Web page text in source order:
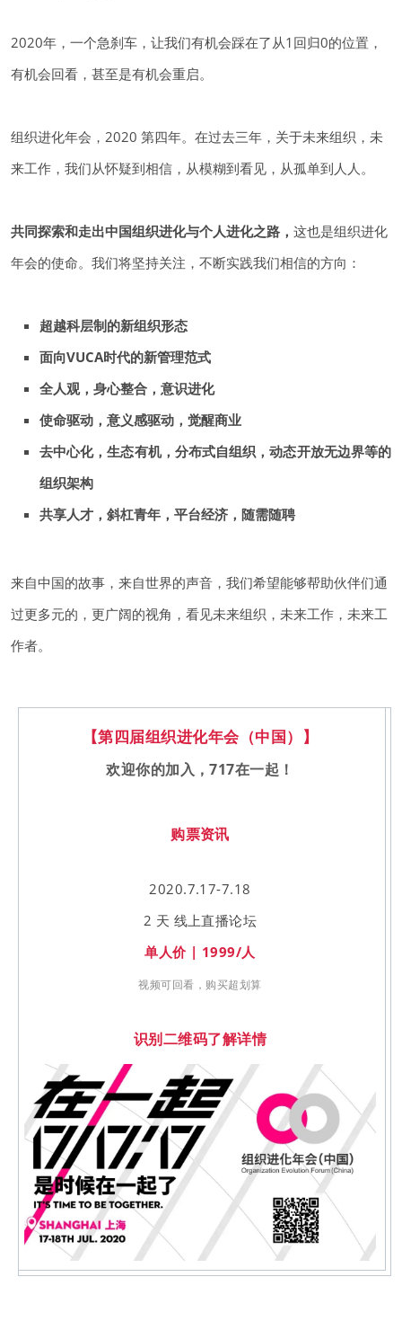
2020年，一个急刹车，让我们有机会踩在了从1回归0的位置，
有机会回看，甚至是有机会重启。
组织进化年会，2020 第四年。在过去三年，关于未来组织，未
来工作， 我们从怀疑到相信，从模糊到看见，从孤单到人人。
共同探索和走出中国组织进化与个人进化之路， 这也是组织进化
年会的使命。 我们将坚持关注，不断实践我们相信的方向：
超越科层制的新组织形态
面向VUCA时代的新管理范式
全人观，身心整合，意识进化
使命驱动，意义感驱动，觉醒商业
去中心化，生态有机，分布式自组织，动态开放无边界等的
组织架构
共享人才，斜杠青年，平台经济，随需随聘
来自中国的故事，来自世界的声音，我们希望能够帮助伙伴们通
过更多元的，更广阔的视角，看见未来组织，未来工作，未来工
作者。
【第四届组织进化年会（中国）】
欢迎你的加入，717在一起！
购票资讯
2020.7.17-7.18
2 天 线上直播论坛
单人价 | 1999/人
视频可回看，购买超划算
识别二维码了解详情